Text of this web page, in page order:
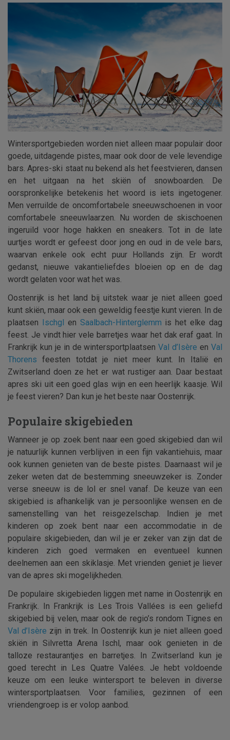
Wintersportgebieden worden niet alleen maar populair door
goede, uitdagende pistes, maar ook door de vele levendige
bars. Apres-ski staat nu bekend als het feestvieren, dansen
en het uitgaan na het skiën of snowboarden. De
oorspronkelijke betekenis het woord is iets ingetogener.
Men verruilde de oncomfortabele sneeuwschoenen in voor
comfortabele sneeuwlaarzen. Nu worden de skischoenen
ingeruild voor hoge hakken en sneakers. Tot in de late
uurtjes wordt er gefeest door jong en oud in de vele bars,
waarvan enkele ook echt puur Hollands zijn. Er wordt
gedanst, nieuwe vakantieliefdes bloeien op en de dag
wordt gelaten voor wat het was.
Oostenrijk is het land bij uitstek waar je niet alleen goed
kunt skiën, maar ook een geweldig feestje kunt vieren. In de
plaatsen
Ischgl en Saalbach-Hinterglemm is het elke dag
feest. Je vindt hier vele barretjes waar het dak eraf gaat. In
Frankrijk kun je in de wintersportplaatsenVal d’Isère enVal
Thorens feesten totdat je niet meer kunt. In Italië en
Zwitserland doen ze het er wat rustiger aan. Daar bestaat
apres ski uit een goed glas wijn en een heerlijk kaasje. Wil
je feest vieren? Dan kun je het beste naar Oostenrijk.
Populaire skigebieden
Wanneer je op zoek bent naar een goed skigebied dan wil
je natuurlijk kunnen verblijven in een fijn vakantiehuis, maar
ook kunnen genieten van de beste pistes. Daarnaast wil je
zeker weten dat de bestemming sneeuwzeker is. Zonder
verse sneeuw is de lol er snel vanaf. De keuze van een
skigebied is afhankelijk van je persoonlijke wensen en de
samenstelling van het reisgezelschap. Indien je met
kinderen op zoek bent naar een accommodatie in de
populaire skigebieden, dan wil je er zeker van zijn dat de
kinderen zich goed vermaken en eventueel kunnen
deelnemen aan een skiklasje. Met vrienden geniet je liever
van de apres ski mogelijkheden.
De populaire skigebieden liggen met name in Oostenrijk en
Frankrijk. In Frankrijk is Les Trois Vallées is een geliefd
skigebied bij velen, maar ook de regio’s rondom Tignes en
Val d’Isère zijn in trek. In Oostenrijk kun je niet alleen goed
skiën in Silvretta Arena Ischl, maar ook genieten in de
talloze restaurantjes en barretjes. In Zwitserland kun je
goed terecht in Les Quatre Valées. Je hebt voldoende
keuze om een leuke wintersport te beleven in diverse
wintersportplaatsen. Voor families, gezinnen of een
vriendengroep is er volop aanbod.